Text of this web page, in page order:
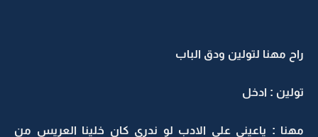
راح مهنا لتولين ودق الباب
تولين : ادخل
مهنا : ياعيني على الادب لو ندري كان خلينا العريس من